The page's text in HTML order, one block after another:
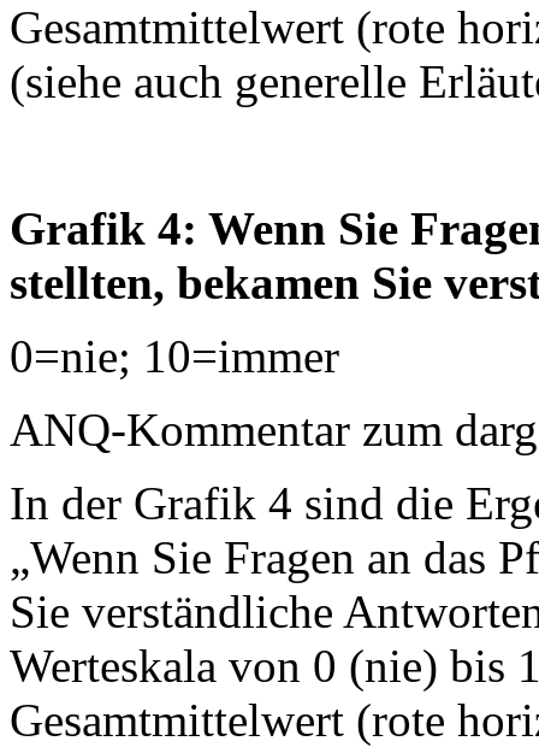
Gesamtmittelwert (rote
(siehe auch generelle
Grafik 4: Wenn Sie
stellten, bekamen Sie
0=nie; 10=immer
ANQ-Kommentar zum
In der Grafik 4 sind die
„Wenn Sie Fragen an das
Sie verständliche
Werteskala von 0 (nie) bis
Gesamtmittelwert (rote